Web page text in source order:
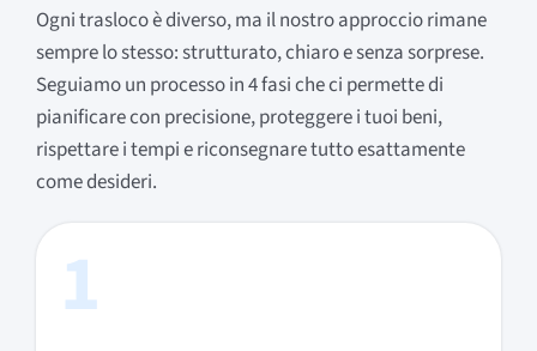
Ogni trasloco è diverso, ma il nostro approccio rimane
sempre lo stesso: strutturato, chiaro e senza sorprese.
Seguiamo un processo in 4 fasi che ci permette di
pianificare con precisione, proteggere i tuoi beni,
rispettare i tempi e riconsegnare tutto esattamente
come desideri.
1